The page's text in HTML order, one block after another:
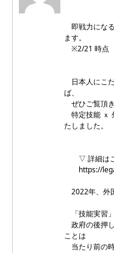
即戦力にな
ます。
※2/21 時点
日本人にこ
ば、
ぜひご覧頂
特定技能 ｘ
たしました。
▽ 詳細は
https://
2022年、外
「技能実習
政府の後押
ことは
当たり前の